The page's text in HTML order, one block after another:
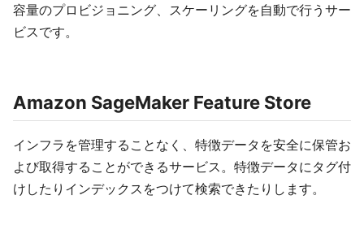
容量のプロビジョニング、スケーリングを自動で行うサー
ビスです。
Amazon SageMaker Feature Store
インフラを管理することなく、特徴データを安全に保管お
よび取得することができるサービス。特徴データにタグ付
けしたりインデックスをつけて検索できたりします。